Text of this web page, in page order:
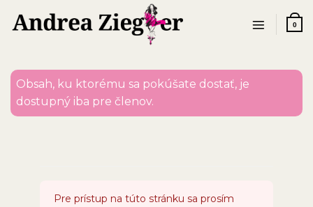
0
Obsah, ku ktorému sa pokúšate dostať, je
dostupný iba pre členov.
Pre prístup na túto stránku sa prosím